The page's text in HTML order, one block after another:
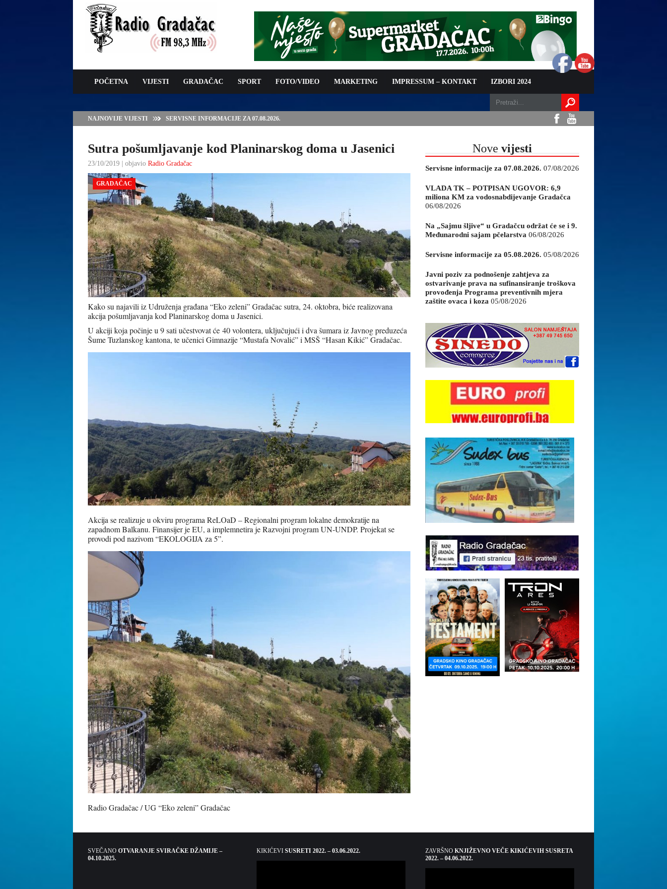
POČETNA VIJESTI GRADAČAC SPORT FOTO/VIDEO MARKETING IMPRESSUM – KONTAKT IZBORI 2024
NAJNOVIJE VIJESTI
VLADA TK – POTPISAN UGOVOR: 6,9 MILIONA KM ZA VODOSNABDIJEVANJE
GRADAČCA
Sutra pošumljavanje kod Planinarskog doma u Jasenici
23/10/2019 | objavio Radio Gradačac
GRADAČAC
Kako su najavili iz Udruženja građana “Eko zeleni” Gradačac sutra, 24. oktobra, biće realizovana
akcija pošumljavanja kod Planinarskog doma u Jasenici.
U akciji koja počinje u 9 sati učestvovat će 40 volontera, uključujući i dva šumara iz Javnog preduzeća
Šume Tuzlanskog kantona, te učenici Gimnazije “Mustafa Novalić” i MSŠ “Hasan Kikić” Gradačac.
Akcija se realizuje u okviru programa ReLOaD – Regionalni program lokalne demokratije na
zapadnom Balkanu. Finansijer je EU, a implemnetira je Razvojni program UN-UNDP. Projekat se
provodi pod nazivom “EKOLOGIJA za 5”.
Radio Gradačac / UG “Eko zeleni” Gradačac
Nove vijesti
Servisne informacije za 07.08.2026. 07/08/2026
VLADA TK – POTPISAN UGOVOR: 6,9
miliona KM za vodosnabdijevanje Gradačca
06/08/2026
Na „Sajmu šljive“ u Gradačcu održat će se i 9.
Međunarodni sajam pčelarstva 06/08/2026
Servisne informacije za 05.08.2026. 05/08/2026
Javni poziv za podnošenje zahtjeva za
ostvarivanje prava na sufinansiranje troškova
provođenja Programa preventivnih mjera
zaštite ovaca i koza 05/08/2026
SVEČANO OTVARANJE SVIRAČKE DŽAMIJE –
04.10.2025.
KIKIĆEVI SUSRETI 2022. – 03.06.2022. ZAVRŠNO KNJIŽEVNO VEČE KIKIĆEVIH SUSRETA
2022. – 04.06.2022.